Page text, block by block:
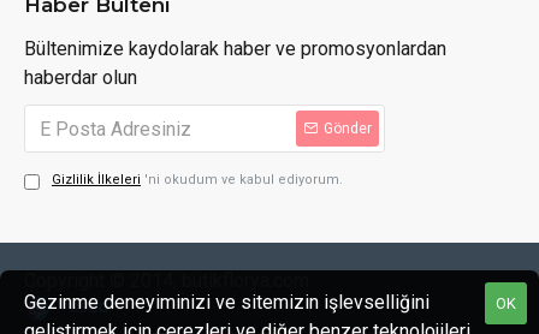
Haber Bülteni
Bültenimize kaydolarak haber ve promosyonlardan
haberdar olun
Gönder
Gizlilik İlkeleri 'ni okudum ve kabul ediyorum.
OK
Gezinme deneyiminizi ve sitemizin işlevselliğini